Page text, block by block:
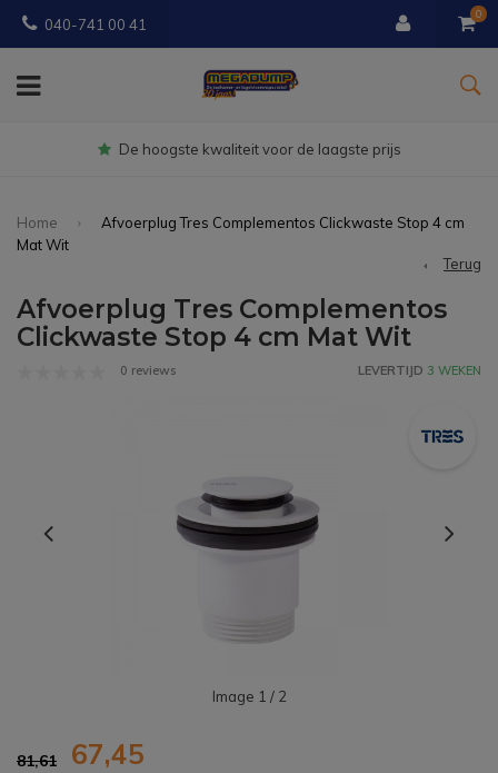
040-741 00 41
0
Gratisbezorgd vanaf € 150
Home
Afvoerplug Tres Complementos Clickwaste Stop 4 cm
Mat Wit
Terug
Afvoerplug Tres Complementos
Clickwaste Stop 4 cm Mat Wit
0 reviews LEVERTIJD 3 WEKEN
Image 1 / 2
81,61 67,45